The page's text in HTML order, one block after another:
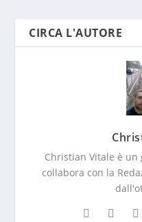
CIRCA L'AUTORE
Christian Vitale è
collabora con la